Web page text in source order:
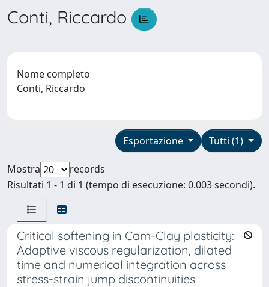
Conti, Riccardo
Nome completo
Conti, Riccardo
Tutti (1)
Esportazione
Mostra
records
Risultati 1 - 1 di 1 (tempo di esecuzione: 0.003 secondi).
Critical softening in Cam-Clay plasticity:
Adaptive viscous regularization, dilated
time and numerical integration across
stress-strain jump discontinuities